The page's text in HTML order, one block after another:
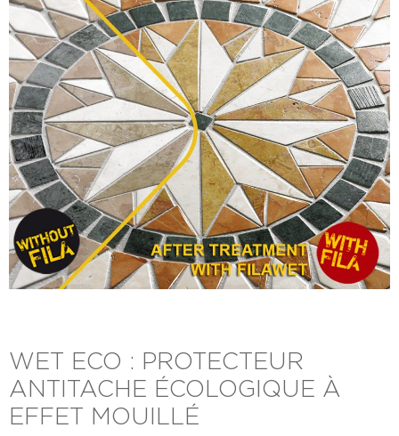
WET ECO : PROTECTEUR
ANTITACHE ÉCOLOGIQUE À
EFFET MOUILLÉ